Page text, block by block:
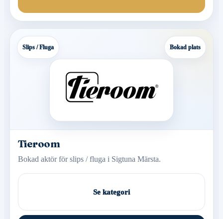
Slips / Fluga Bokad plats
Tieroom
Bokad aktör för slips / fluga i Sigtuna Märsta.
Se kategori